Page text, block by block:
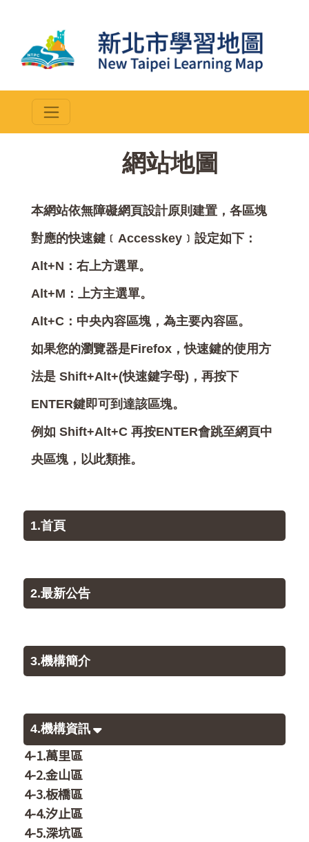
網站地圖
本網站依無障礙網頁設計原則建置，各區塊
對應的快速鍵﹝Accesskey﹞設定如下：
Alt+N：右上方選單。
Alt+M：上方主選單。
Alt+C：中央內容區塊，為主要內容區。
如果您的瀏覽器是Firefox，快速鍵的使用方
法是 Shift+Alt+(快速鍵字母)，再按下
ENTER鍵即可到達該區塊。
例如 Shift+Alt+C 再按ENTER會跳至網頁中
央區塊，以此類推。
1.首頁
2.最新公告
3.機構簡介
4.機構資訊
4-1.萬里區
4-2.金山區
4-3.板橋區
4-4.汐止區
4-5.深坑區